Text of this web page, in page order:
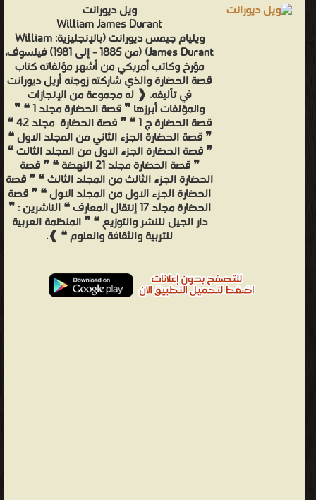
ويل ديورانت
William James Durant
ويليام جيمس ديورانت (بالإنجليزية: William
James Durant) (من 1885 - إلى 1981) فيلسوف،
مؤرخ وكاتب أمريكي من أشهر مؤلفاته كتاب
قصة الحضارة والذي شاركته زوجته أريل ديورانت
في تأليفه. ❰ له مجموعة من الإنجازات
والمؤلفات أبرزها ❞ قصة الحضارة مجلد 1 ❝ ❞
قصة الحضارة ج 1 ❝ ❞ قصة الحضارة مجلد 42 ❝
❞ قصة الحضارة الجزء الثاني من المجلد الاول ❝
❞ قصة الحضارة الجزء الاول من المجلد الثالت ❝
❞ قصة الحضارة مجلد 21 النهضة ❝ ❞ قصة
الحضارة الجزء الثالث من المجلد الثالث ❝ ❞ قصة
الحضارة الجزء الاول من المجلد الاول ❝ ❞ قصة
الحضارة مجلد 17 إنتقال المعارف ❝ الناشرين : ❞
دار الجيل للنشر والتوزيع ❝ ❞ المنظمة العربية
للتربية والثقافة والعلوم ❝ ❱.